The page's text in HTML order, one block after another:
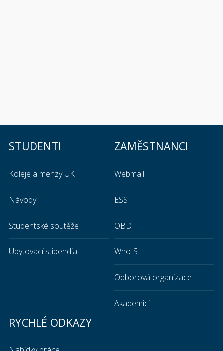
STUDENTI
Koleje a menzy UK
Návody
Studentské soutěže
Ubytovací stipendia
ZAMĚSTNANCI
Webmail
ESS
OBD
WhoIS
Odborová organizace
Akademici
RYCHLÉ ODKAZY